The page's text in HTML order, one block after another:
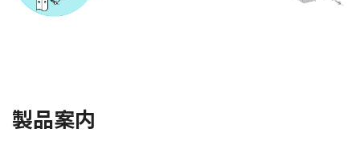
製品案内